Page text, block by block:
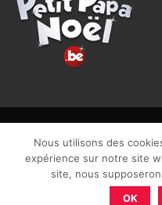
CGU| Vie privée| TVA :
Nous utilisons des
expérience sur notre site
site, nous
OK